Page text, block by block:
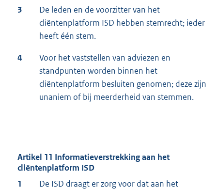
3
De leden en de voorzitter van het
cliëntenplatform ISD hebben stemrecht; ieder
heeft één stem.
4
Voor het vaststellen van adviezen en
standpunten worden binnen het
cliëntenplatform besluiten genomen; deze zijn
unaniem of bij meerderheid van stemmen.
Artikel 11 Informatieverstrekking aan het
cliëntenplatform ISD
1
De ISD draagt er zorg voor dat aan het